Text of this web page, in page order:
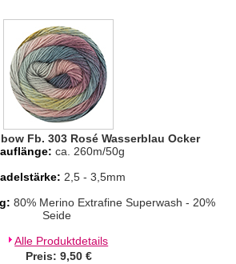
Fb. 303 Rosé Wasserblau Ocker
ca. 260m/50g
2,5 - 3,5mm
80% Merino Extrafine Superwash - 20%
Seide
Alle Produktdetails
Preis: 9,50 €